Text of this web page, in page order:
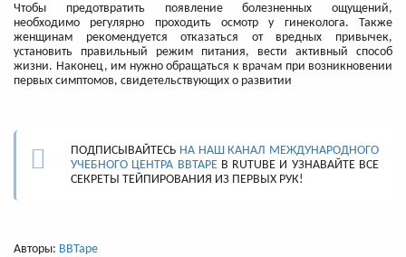
Чтобы предотвратить появление болезненных ощущений,
необходимо регулярно проходить осмотр у гинеколога. Также
женщинам рекомендуется отказаться от вредных привычек,
установить правильный режим питания, вести активный способ
жизни. Наконец, им нужно обращаться к врачам при возникновении
первых симптомов, свидетельствующих о развитии
ПОДПИСЫВАЙТЕСЬ НА НАШ КАНАЛ МЕЖДУНАРОДНОГО
УЧЕБНОГО ЦЕНТРА BBTAPEВ RUTUBE И УЗНАВАЙТЕ ВСЕ
СЕКРЕТЫ ТЕЙПИРОВАНИЯ ИЗ ПЕРВЫХ РУК!
Авторы: BBTape